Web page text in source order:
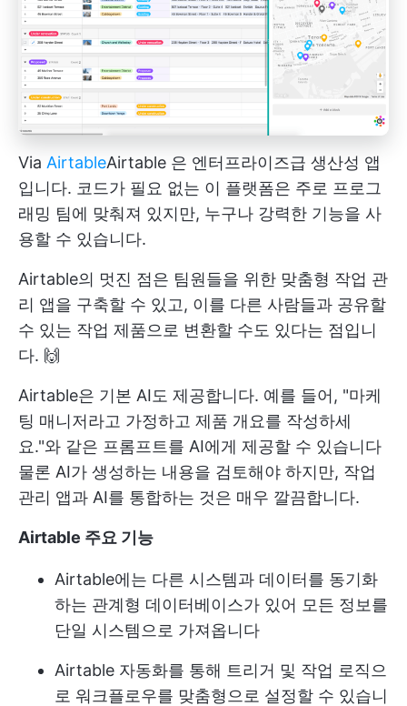
Via AirtableAirtable 은 엔터프라이즈급 생산성 앱
입니다. 코드가 필요 없는 이 플랫폼은 주로 프로그
래밍 팀에 맞춰져 있지만, 누구나 강력한 기능을 사
용할 수 있습니다.
Airtable의 멋진 점은 팀원들을 위한 맞춤형 작업 관
리 앱을 구축할 수 있고, 이를 다른 사람들과 공유할
수 있는 작업 제품으로 변환할 수도 있다는 점입니
다. 🙌
Airtable은 기본 AI도 제공합니다. 예를 들어, "마케
팅 매니저라고 가정하고 제품 개요를 작성하세
요."와 같은 프롬프트를 AI에게 제공할 수 있습니다
물론 AI가 생성하는 내용을 검토해야 하지만, 작업
관리 앱과 AI를 통합하는 것은 매우 깔끔합니다.
Airtable 주요 기능
Airtable에는 다른 시스템과 데이터를 동기화
하는 관계형 데이터베이스가 있어 모든 정보를
단일 시스템으로 가져옵니다
Airtable 자동화를 통해 트리거 및 작업 로직으
로 워크플로우를 맞춤형으로 설정할 수 있습니